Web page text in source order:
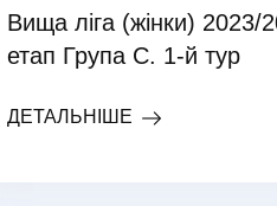
Вища ліга (жінки) 2023/
етап Група С. 1-й тур
ДЕТАЛЬНІШЕ